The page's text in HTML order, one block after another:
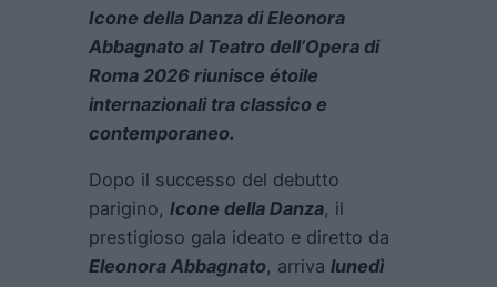
Icone della Danza di Eleonora
Abbagnato al Teatro dell’Opera di
Roma 2026 riunisce étoile
internazionali tra classico e
contemporaneo.
Dopo il successo del debutto
parigino, Icone della Danza, il
prestigioso gala ideato e diretto da
Eleonora Abbagnato, arriva lunedì